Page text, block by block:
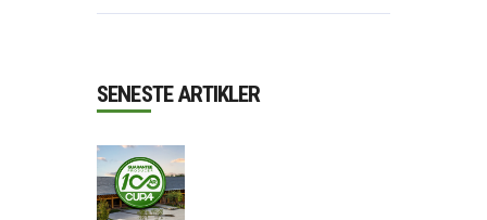
SENESTE ARTIKLER